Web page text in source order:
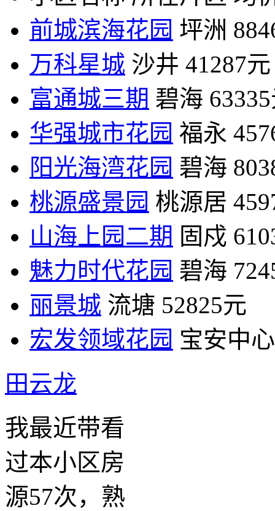
前城滨海花园 坪洲
万科星城 沙井 41287元
富通城三期 碧海
华强城市花园 福永
阳光海湾花园 碧海
桃源盛景园 桃源居
山海上园二期 固戍
魅力时代花园 碧海
丽景城 流塘 52825元
宏发领域花园 宝安中心
田云龙
我最近带看
过本小区房
源57次，熟